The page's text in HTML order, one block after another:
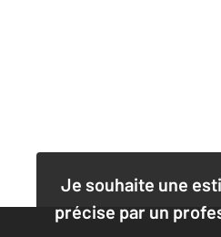
Je souhaite une
précise par un